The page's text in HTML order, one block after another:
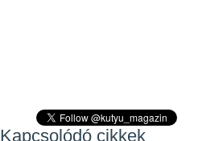
Kapcsolódó cikkek